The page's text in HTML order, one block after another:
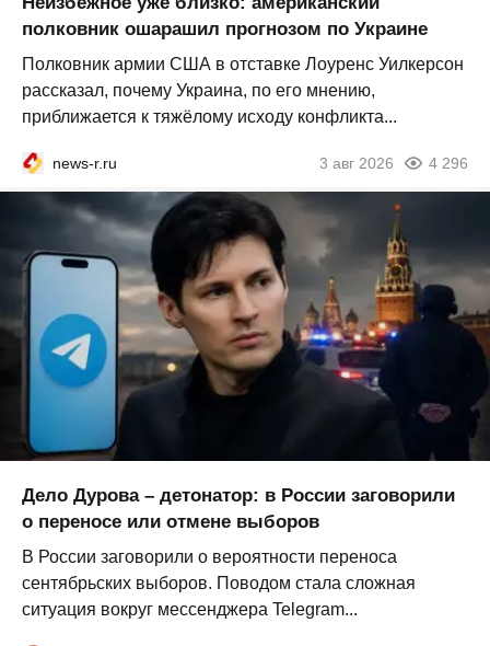
полковник ошарашил прогнозом по Украине
Полковник армии США в отставке Лоуренс Уилкерсон
рассказал, почему Украина, по его мнению,
приближается к тяжёлому исходу конфликта...
news-r.ru 3 авг 2026 4 296
Дело Дурова – детонатор: в России заговорили
о переносе или отмене выборов
В России заговорили о вероятности переноса
сентябрьских выборов. Поводом стала сложная
ситуация вокруг мессенджера Telegram...